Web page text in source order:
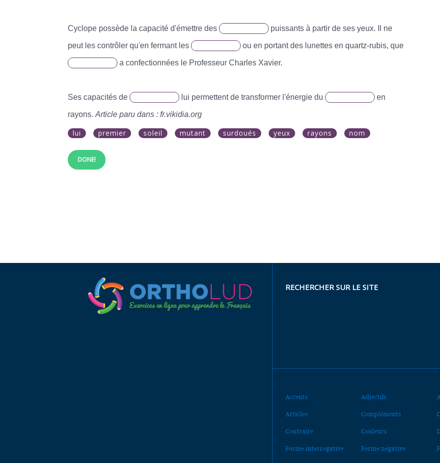
Cyclope possède la capacité d'émettre des puissants à partir de ses yeux. Il ne
peut les contrôler qu'en fermant les ou en portant des lunettes en quartz-rubis, que
a confectionnées le Professeur Charles Xavier.
Ses capacités de lui permettent de transformer l'énergie du en
rayons. Article paru dans : fr.vikidia.org
lui premier soleil mutant surdoués yeux rayons nom
DONE!
RECHERCHER SUR LE SITE
Accents Adjectifs
Articles Compléments
Contraire Couleurs
Forme interrogative Forme négative